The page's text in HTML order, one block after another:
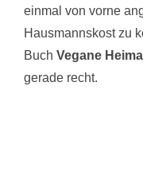
einmal von vorne
Hausmannskost zu
Buch Vegane
gerade recht.